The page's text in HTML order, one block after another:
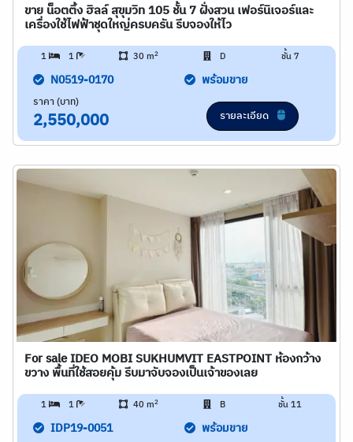
ขาย น็อตติ้ง ฮิลล์ สุขุมวิท 105 ชั้น 7 ฝั่งสวน เฟอร์นิเจอร์และ
เครื่องใช้ไฟฟ้าชุดใหญ่ครบครัน รีบจองให้ไว
1 1 30 m2 D ชั้น 7
N0519-0170 พร้อมขาย
ราคา (บาท)
2,550,000 รายละเอียด
For sale IDEO MOBI SUKHUMVIT EASTPOINT ห้องกว้าง
ขวาง พื้นที่ใช้สอยคุ้ม รีบมาจับจองเป็นเจ้าของเลย
1 1 40 m2 B ชั้น 11
IDP19-0051 พร้อมขาย